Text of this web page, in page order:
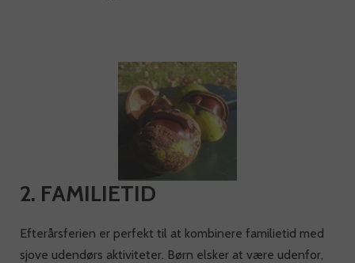
2. FAMILIETID
Efterårsferien er perfekt til at kombinere familietid med
sjove udendørs aktiviteter. Børn elsker at være udenfor,